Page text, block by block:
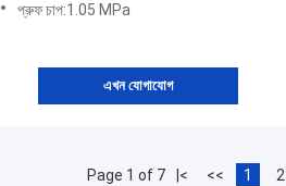
প্রুফ চাপ:1.05 MPa
এখন যোগাযোগ
Page 1 of 7 |< << 1 2